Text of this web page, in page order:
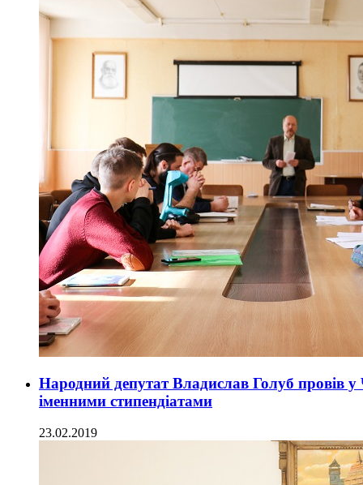
Народний депутат Владислав Голуб провів у
іменними стипендіатами
23.02.2019